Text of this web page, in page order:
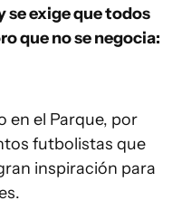
se exige que todos
que no se negocia:
en el Parque, por
futbolistas que
inspiración para